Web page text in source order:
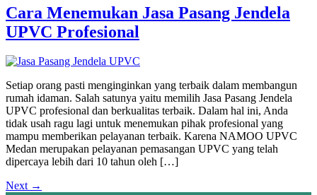
Cara Menemukan Jasa Pasang Jendela
UPVC Profesional
Setiap orang pasti menginginkan yang terbaik dalam membangun
rumah idaman. Salah satunya yaitu memilih Jasa Pasang Jendela
UPVC profesional dan berkualitas terbaik. Dalam hal ini, Anda
tidak usah ragu lagi untuk menemukan pihak profesional yang
mampu memberikan pelayanan terbaik. Karena NAMOO UPVC
Medan merupakan pelayanan pemasangan UPVC yang telah
dipercaya lebih dari 10 tahun oleh […]
Next →